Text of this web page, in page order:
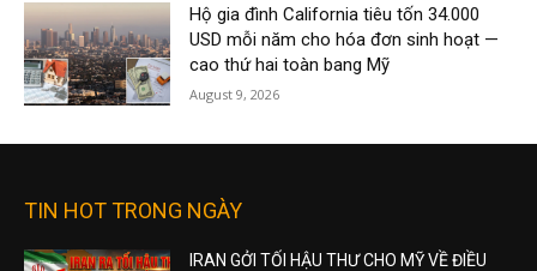
Hộ gia đình California tiêu tốn 34.000
USD mỗi năm cho hóa đơn sinh hoạt —
cao thứ hai toàn bang Mỹ
August 9, 2026
TIN HOT TRONG NGÀY
IRAN GỞI TỐI HẬU THƯ CHO MỸ VỀ ĐIỀU